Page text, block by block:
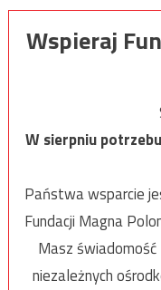
Wspieraj
W sierpniu
Państwa wsparcie
Fundacji Magna
Masz
niezależnych